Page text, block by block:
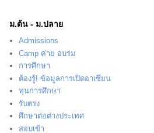
ม.ต้น - ม.ปลาย
Admissions
Camp ค่าย อบรม
การศึกษา
ต้องรู้! ข้อมูลการเปิดอาเซียน
ทุนการศึกษา
รับตรง
ศึกษาต่อต่างประเทศ
สอบเข้า